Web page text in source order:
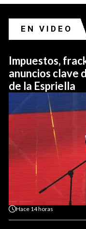
EN VIDEO
Impuestos,
anuncios clave
de la Espriella
Hace 14 horas